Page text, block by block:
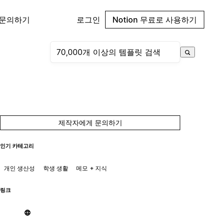
의하기 로그인 Notion 무료로 사용하기
제작자에게 문의하기
인기 카테고리
개인 생산성 학생 생활 메모 + 지식
링크